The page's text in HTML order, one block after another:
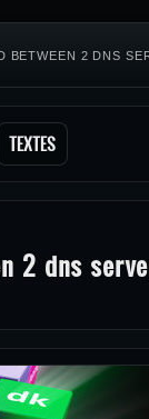
2 DNS
TEXTES
2 dns